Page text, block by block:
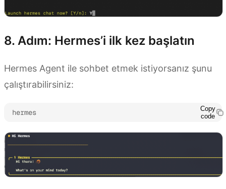
8. Adım: Hermes’i ilk kez başlatın
Hermes Agent ile sohbet etmek istiyorsanız şunu
çalıştırabilirsiniz:
hermes
Copy
code